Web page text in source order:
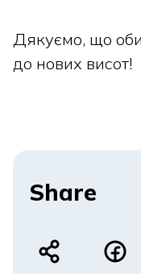
Дякуємо, що
до нових висот!
Share